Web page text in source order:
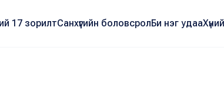
17 зорилтСанхүүгийн боловсролБи нэг удаа